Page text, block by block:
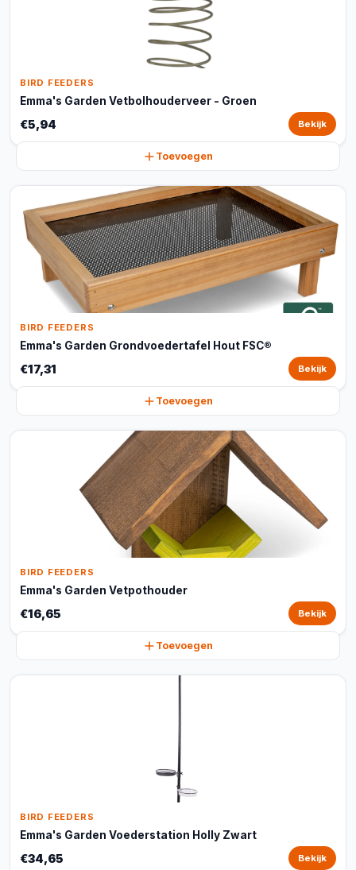
BIRD FEEDERS
Emma's Garden Vetbolhouderveer - Groen
€5,94 Bekijk
Toevoegen
BIRD FEEDERS
Emma's Garden Grondvoedertafel Hout FSC®
€17,31 Bekijk
Toevoegen
BIRD FEEDERS
Emma's Garden Vetpothouder
€16,65 Bekijk
Toevoegen
BIRD FEEDERS
Emma's Garden Voederstation Holly Zwart
€34,65 Bekijk